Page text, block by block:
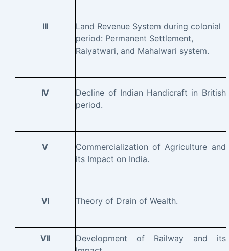
III
Land Revenue System during colonial
period: Permanent Settlement,
Raiyatwari, and Mahalwari system.
IV
Decline of Indian Handicraft in British
period.
V
Commercialization of Agriculture and
its Impact on India.
VI Theory of Drain of Wealth.
VII
Development of Railway and its